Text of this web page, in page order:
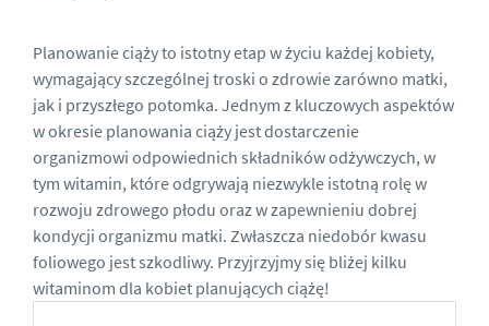
Planowanie ciąży to istotny etap w życiu każdej kobiety,
wymagający szczególnej troski o zdrowie zarówno matki,
jak i przyszłego potomka. Jednym z kluczowych aspektów
w okresie planowania ciąży jest dostarczenie
organizmowi odpowiednich składników odżywczych, w
tym witamin, które odgrywają niezwykle istotną rolę w
rozwoju zdrowego płodu oraz w zapewnieniu dobrej
kondycji organizmu matki. Zwłaszcza niedobór kwasu
foliowego jest szkodliwy. Przyjrzyjmy się bliżej kilku
witaminom dla kobiet planujących ciążę!